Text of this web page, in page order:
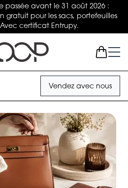
passée avant le 31 août 2026 :
gratuit pour les sacs, portefeuilles
certificat Entrupy.
Vendez avec nous